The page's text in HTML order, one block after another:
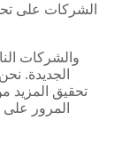
الجديدة.
تحقيق المزيد
المرور على